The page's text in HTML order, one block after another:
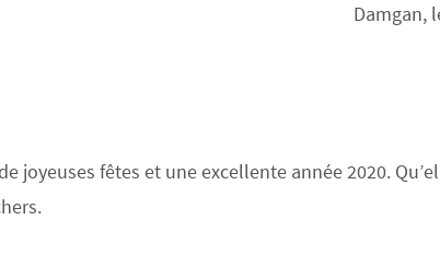
Damgan,
joyeuses fêtes et une excellente année 2020.